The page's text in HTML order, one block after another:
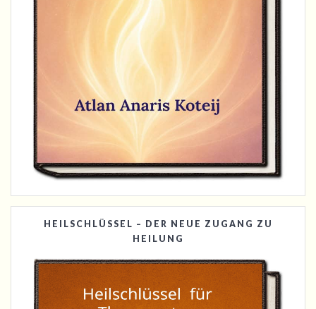
HEILSCHLÜSSEL – DER NEUE ZUGANG ZU
HEILUNG